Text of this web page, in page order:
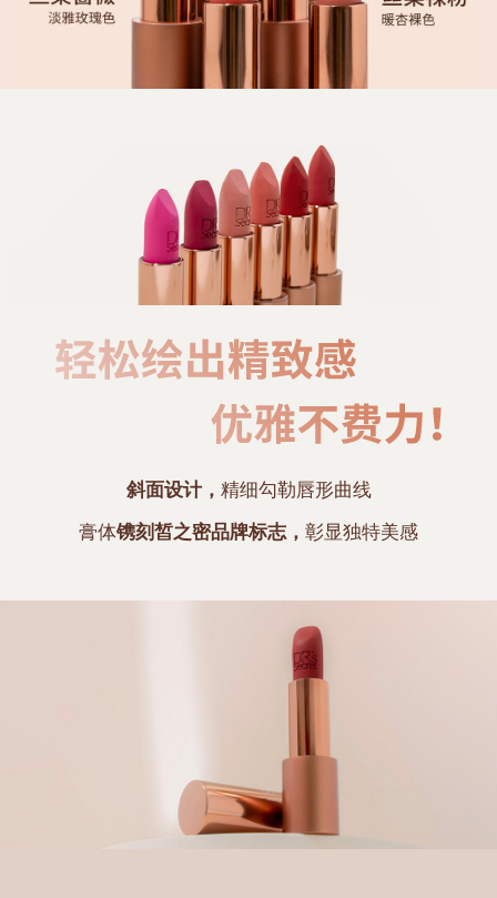
斜面设计， 精细勾勒唇形曲线
膏体镌刻皙之密品牌标志， 彰显独特美感